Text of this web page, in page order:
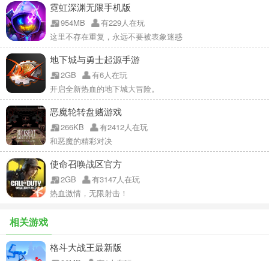
霓虹深渊无限手机版
954MB
有229人在玩
这里不存在重复，永远不要被表象迷惑
地下城与勇士起源手游
2GB
有6人在玩
开启全新热血的地下城大冒险。
恶魔轮转盘赌游戏
266KB
有2412人在玩
和恶魔的精彩对决
使命召唤战区官方
2GB
有3147人在玩
热血激情，无限射击！
相关游戏
格斗大战王最新版